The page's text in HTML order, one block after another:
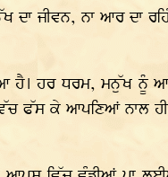
ਜੀਵਨ, ਨਾ ਆਰ ਦਾ
ਹੈ। ਹਰ ਧਰਮ, ਮਨੁੱਖ
ਫੱਸ ਕੇ ਆਪਣਿਆਂ ਨਾਲ